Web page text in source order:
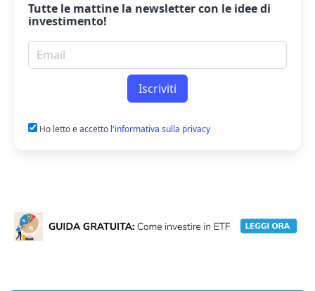
Tutte le mattine la newslettercon le idee di
investimento!
Email per newsletter
Iscriviti
Ho letto e accetto l'informativa sulla privacy